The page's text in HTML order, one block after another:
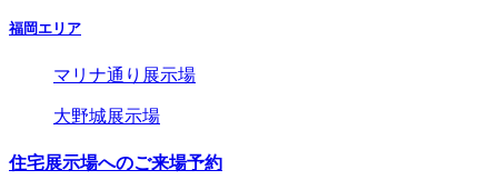
福岡エリア
マリナ通り展示場
大野城展示場
住宅展示場へのご来場予約